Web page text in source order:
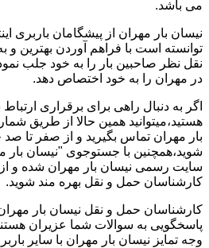
می باشد.
نیسان بار مهران از پیشگامان باربری
توانسته است با فراهم آوردن بهترین
نقل نظر صاحبین بار را به خود جلب
در مهران را به خود اختصاص دهد.
اگر به دنبال راهی برای برقراری ارتباط
هستید،میتوانید همین حالا از طریق
بار مهران تماس بگیرید و از صفر تا
شوید،همچنین با جستوجوی "نیسان بار
سایت رسمی نیسان بار مهران شده و از
کارشناسان حمل و نقل بهره مند شوید.
کارشناسان حمل و نقل نیسان بار
پاسخگویی به سوالات شما عزیران
وجه تمایز نیسان بار مهران با سایر